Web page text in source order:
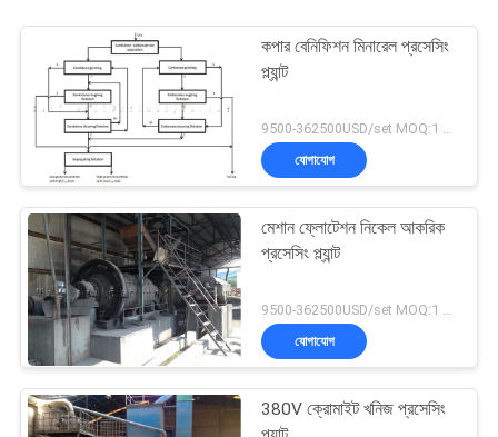
কপার বেনিফিশন মিনারেল প্রসেসিং
প্ল্যান্ট
9500-362500USD/set MOQ:1 সেট
যোগাযোগ
মেশান ফ্লোটেশন নিকেল আকরিক
প্রসেসিং প্ল্যান্ট
যোগাযোগ
380V ক্রোমাইট খনিজ প্রসেসিং